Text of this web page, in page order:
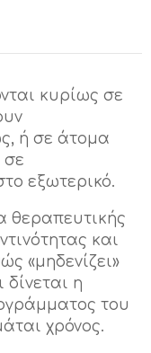
κυρίως σε
ή σε άτομα
σε
εξωτερικό.
θεραπευτικής
και
«μηδενίζει»
η
του
χρόνος.